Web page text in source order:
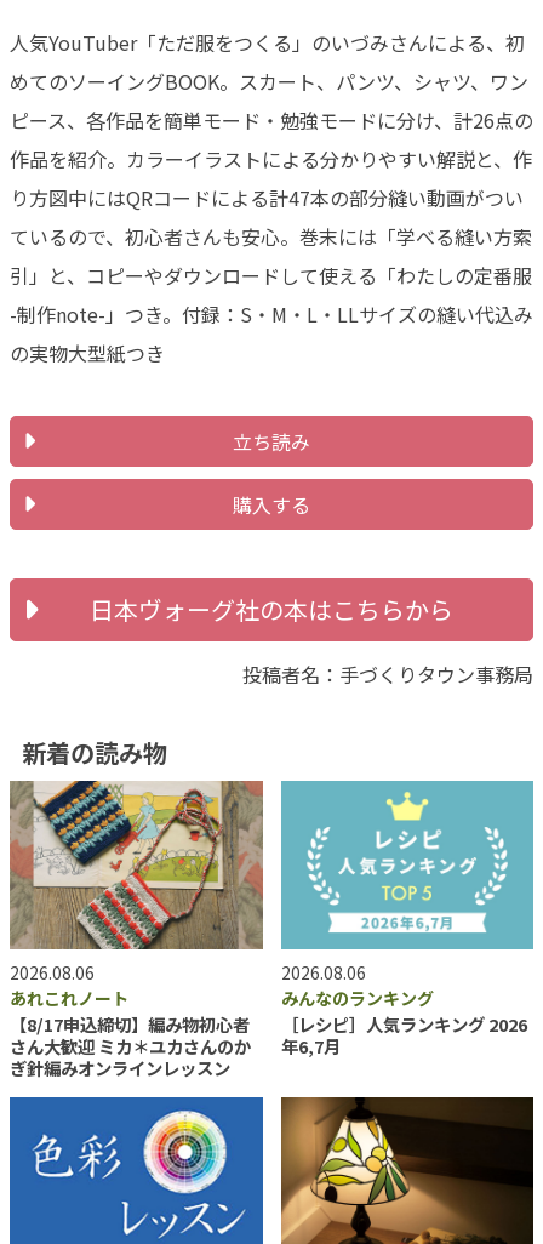
人気YouTuber「ただ服をつくる」のいづみさんによる、初
めてのソーイングBOOK。スカート、パンツ、シャツ、ワン
ピース、各作品を簡単モード・勉強モードに分け、計26点の
作品を紹介。カラーイラストによる分かりやすい解説と、作
り方図中にはQRコードによる計47本の部分縫い動画がつい
ているので、初心者さんも安心。巻末には「学べる縫い方索
引」と、コピーやダウンロードして使える「わたしの定番服
-制作note-」つき。付録：S・M・L・LLサイズの縫い代込み
の実物大型紙つき
立ち読み
購入する
日本ヴォーグ社の本はこちらから
投稿者名：手づくりタウン事務局
新着の読み物
2026.08.06
あれこれノート
【8/17申込締切】編み物初心者
さん大歓迎 ミカ＊ユカさんのか
ぎ針編みオンラインレッスン
2026.08.06
みんなのランキング
［レシピ］人気ランキング 2026
年6,7月